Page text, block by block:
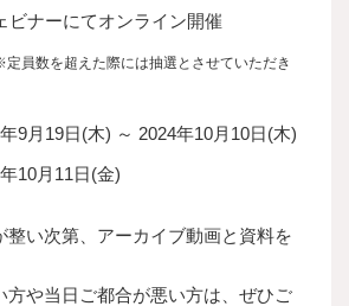
ビナーにてオンライン開催
員数を超えた際には抽選とさせていただき
9月19日(木) ～ 2024年10月10日(木)
10月11日(金)
整い次第、アーカイブ動画と資料を
方や当日ご都合が悪い方は、ぜひご